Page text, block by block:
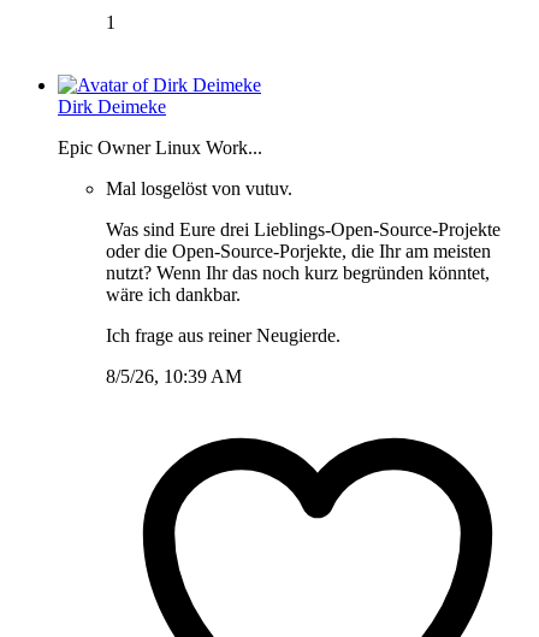
1
Dirk Deimeke
Epic Owner Linux Work...
Mal losgelöst von vutuv.
Was sind Eure drei Lieblings-Open-Source-Projekte
oder die Open-Source-Porjekte, die Ihr am meisten
nutzt? Wenn Ihr das noch kurz begründen könntet,
wäre ich dankbar.
Ich frage aus reiner Neugierde.
8/5/26, 10:39 AM